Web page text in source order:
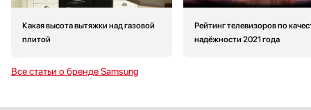
Все статьи о бренде Samsung
Какая высота вытяжки над газовой
плитой
Рейтинг телевизоров по
надёжности 2021 года